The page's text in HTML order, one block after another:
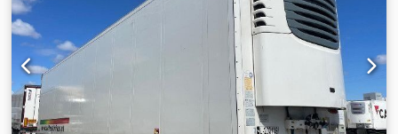
kg, Certificado DIN EN 12642 (código XL), Espaço de carga
(C x L x A): 13.410 mm x 2.490 mm x 2.700 mm, Dimensão
do pneu: 385/55 R22.5, Volume do espaço de carga: 90 m³,
1º eixo: , 2º eixo: , 3º eixo: , Suspensão pneumática,
Proteção contra sobreposição, Eixo elevatório, Plataforma
para paletes, Sistema de travagem eletrónico EBS,